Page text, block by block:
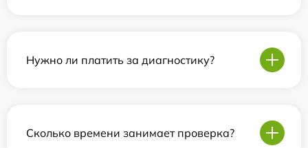
Нужно ли платить за диагностику?
Сколько времени занимает проверка?